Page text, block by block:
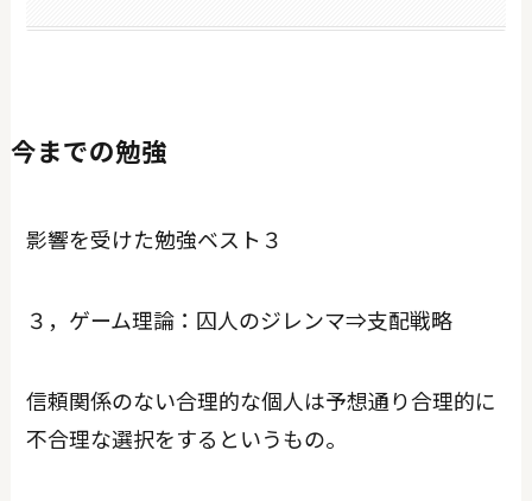
今までの勉強
影響を受けた勉強ベスト３
３，ゲーム理論：囚人のジレンマ⇒支配戦略
信頼関係のない合理的な個人は予想通り合理的に
不合理な選択をするというもの。